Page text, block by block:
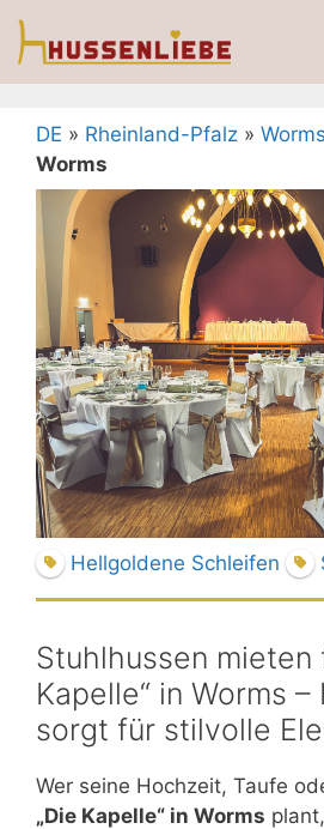
Zum
Inhalt
DE » Rheinland-Pfalz » Worms
Worms
Hellgoldene Schleifen
Stuhlhussen mieten
Kapelle“ in Worms
sorgt für stilvolle
Wer seine Hochzeit, Taufe
„Die Kapelle“ in Worms